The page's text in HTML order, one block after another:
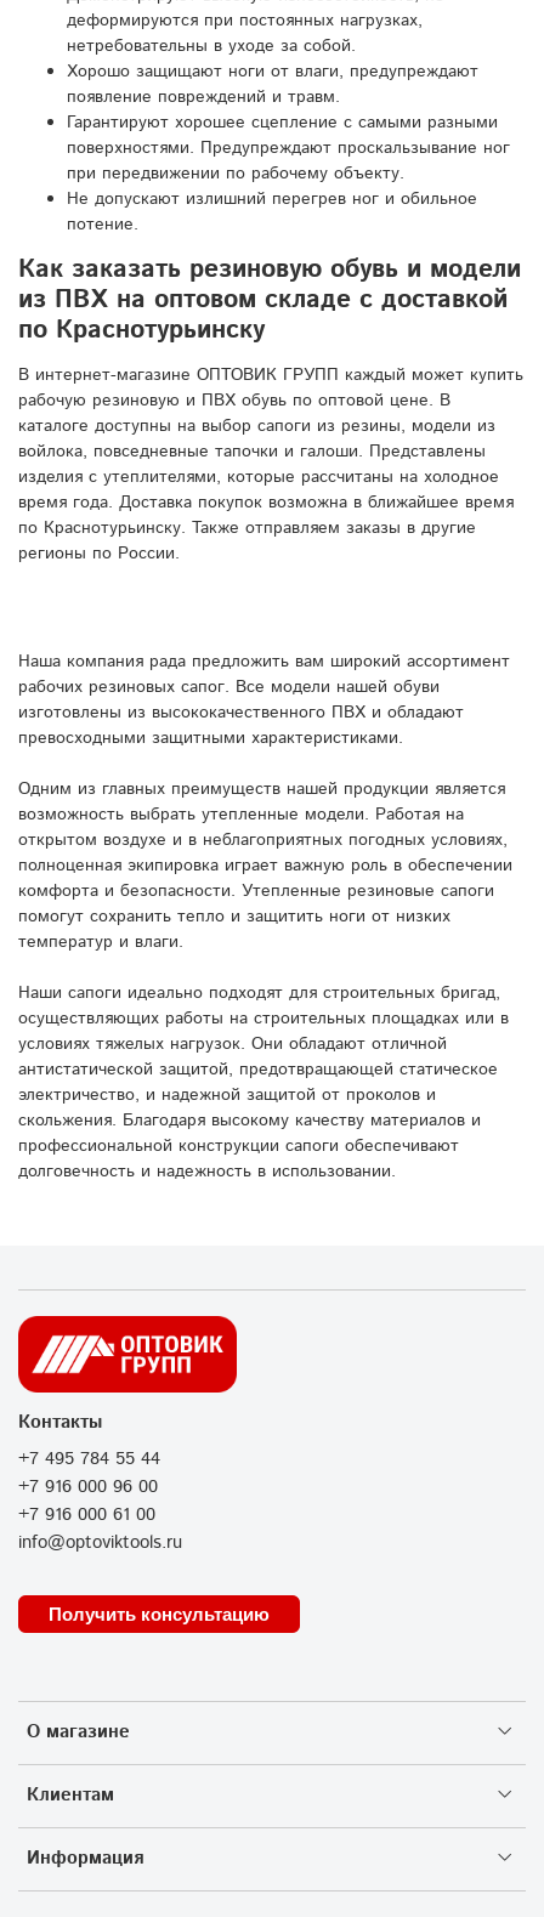
деформируются при постоянных нагрузках,
нетребовательны в уходе за собой.
Хорошо защищают ноги от влаги, предупреждают
появление повреждений и травм.
Гарантируют хорошее сцепление с самыми разными
поверхностями. Предупреждают проскальзывание ног
при передвижении по рабочему объекту.
Не допускают излишний перегрев ног и обильное
потение.
Как заказать резиновую обувь и модели
из ПВХ на оптовом складе с доставкой
по Краснотурьинску
В интернет-магазине ОПТОВИК ГРУПП каждый может купить
рабочую резиновую и ПВХ обувь по оптовой цене. В
каталоге доступны на выбор сапоги из резины, модели из
войлока, повседневные тапочки и галоши. Представлены
изделия с утеплителями, которые рассчитаны на холодное
время года. Доставка покупок возможна в ближайшее время
по Краснотурьинску. Также отправляем заказы в другие
регионы по России.
Наша компания рада предложить вам широкий ассортимент
рабочих резиновых сапог. Все модели нашей обуви
изготовлены из высококачественного ПВХ и обладают
превосходными защитными характеристиками.
Одним из главных преимуществ нашей продукции является
возможность выбрать утепленные модели. Работая на
открытом воздухе и в неблагоприятных погодных условиях,
полноценная экипировка играет важную роль в обеспечении
комфорта и безопасности. Утепленные резиновые сапоги
помогут сохранить тепло и защитить ноги от низких
температур и влаги.
Наши сапоги идеально подходят для строительных бригад,
осуществляющих работы на строительных площадках или в
условиях тяжелых нагрузок. Они обладают отличной
антистатической защитой, предотвращающей статическое
электричество, и надежной защитой от проколов и
скольжения. Благодаря высокому качеству материалов и
профессиональной конструкции сапоги обеспечивают
долговечность и надежность в использовании.
О магазине
Клиентам
Информация
Контакты
+7 495 784 55 44
+7 916 000 96 00
+7 916 000 61 00
info@optoviktools.ru
Получить консультацию